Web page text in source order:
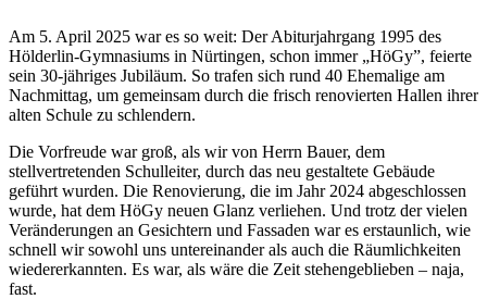
Am 5. April 2025 war es so weit: Der Abiturjahrgang 1995 des
Hölderlin-Gymnasiums in Nürtingen, schon immer „HöGy”, feierte
sein 30-jähriges Jubiläum. So trafen sich rund 40 Ehemalige am
Nachmittag, um gemeinsam durch die frisch renovierten Hallen ihrer
alten Schule zu schlendern.
Die Vorfreude war groß, als wir von Herrn Bauer, dem
stellvertretenden Schulleiter, durch das neu gestaltete Gebäude
geführt wurden. Die Renovierung, die im Jahr 2024 abgeschlossen
wurde, hat dem HöGy neuen Glanz verliehen. Und trotz der vielen
Veränderungen an Gesichtern und Fassaden war es erstaunlich, wie
schnell wir sowohl uns untereinander als auch die Räumlichkeiten
wiedererkannten. Es war, als wäre die Zeit stehengeblieben – naja,
fast.